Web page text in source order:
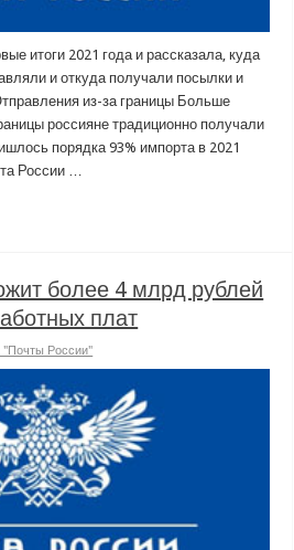
итоги 2021 года и рассказала, куда
и откуда получали посылки и
из-за границы Больше
россияне традиционно получали
порядка 93% импорта в 2021
России …
более 4 млрд рублей
плат
России"